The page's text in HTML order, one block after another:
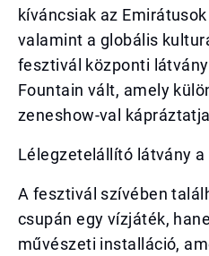
kíváncsiak az
valamint a globális
fesztivál központi
Fountain vált, amely
zeneshow-val
Lélegzetelállító látvány a
A fesztivál szívében
csupán egy vízjáték,
művészeti installáció,